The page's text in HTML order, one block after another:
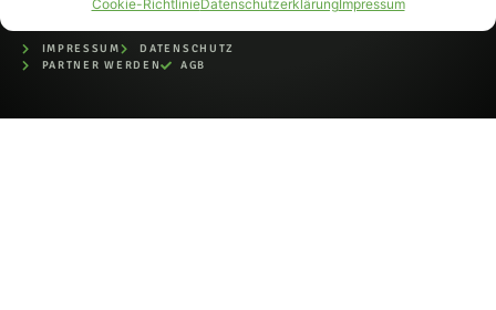
Cookie-RichtlinieDatenschutzerklärungImpressum
IMPRESSUM
DATENSCHUTZ
PARTNER WERDEN
AGB